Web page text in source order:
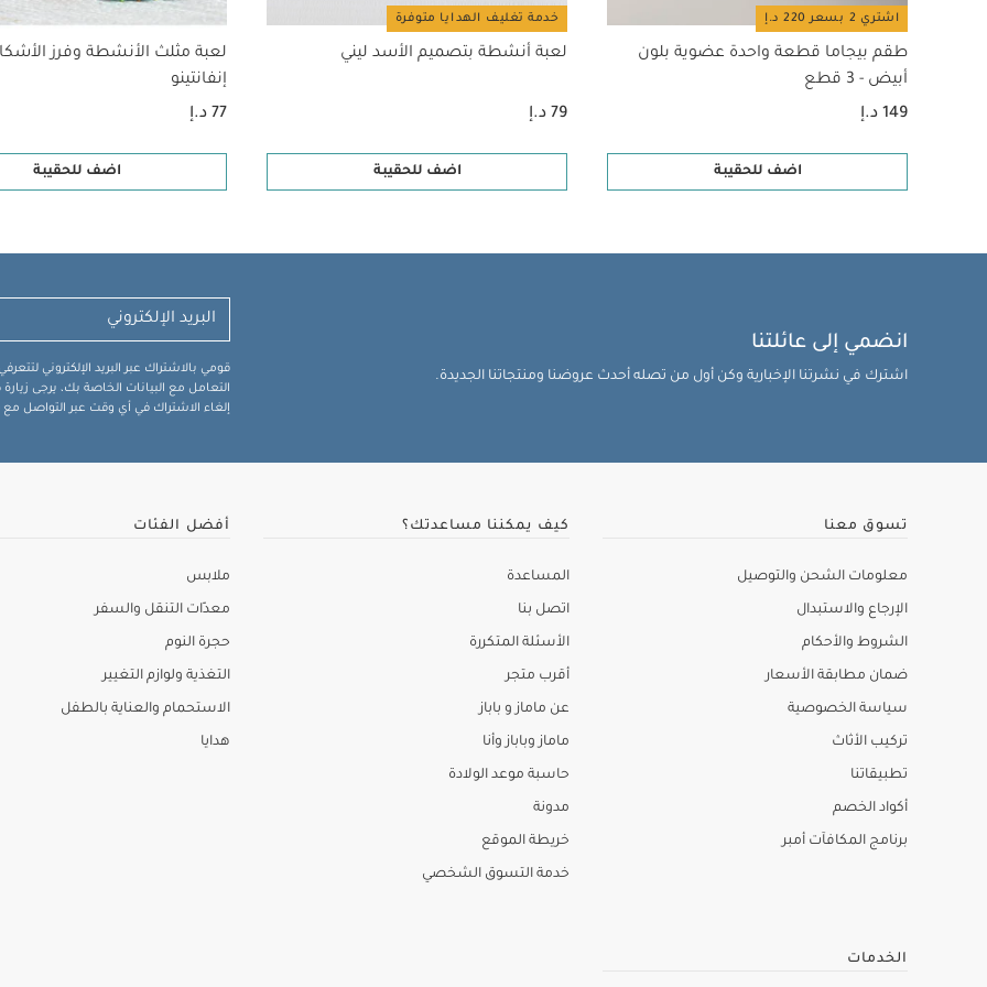
اشتري 2 بسعر 220 د.إ
طقم بيجاما قطعة واحدة عضوية بلون
أبيض - 3 قطع
149 د.إ
اضف للحقيبة
خدمة تغليف الهدايا متوفرة
لعبة أنشطة بتصميم الأسد ليني
79 د.إ
اضف للحقيبة
لعبة مثلث الأنشطة وفرز
إنفانتينو
77 د.إ
اضف للحقيبة
انضمي إلى عائلتنا
اشترك في نشرتنا الإخبارية وكن أول من تصله أحدث عروضنا ومنتجاتنا الجديدة.
قومي بالاشتراك عبر البريد الإلكتروني
التعامل مع البيانات الخاصة بك، يرجى
إلغاء الاشتراك في أي وقت عبر التواصل مع
تسوق معنا
معلومات الشحن والتوصيل
الإرجاع والاستبدال
الشروط والأحكام
ضمان مطابقة الأسعار
سياسة الخصوصية
تركيب الأثاث
تطبيقاتنا
أكواد الخصم
برنامج المكافآت أمبر
كيف يمكننا مساعدتك؟
المساعدة
اتصل بنا
الأسئلة المتكررة
أقرب متجر
عن ماماز و باباز
ماماز وباباز وأنا
حاسبة موعد الولادة
مدونة
خريطة الموقع
خدمة التسوق الشخصي
أفضل الفئات
ملابس
معدّات التنقل والسفر
حجرة النوم
التغذية ولوازم التغيير
الاستحمام والعناية بالطفل
هدايا
الخدمات